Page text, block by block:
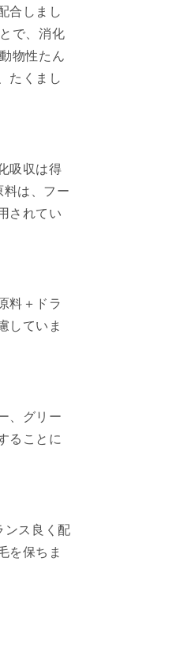
合しまし
で、消化
物性たん
たくまし
吸収は得
料は、フー
されてい
料＋ドラ
していま
、グリー
ることに
ンス良く配
を保ちま